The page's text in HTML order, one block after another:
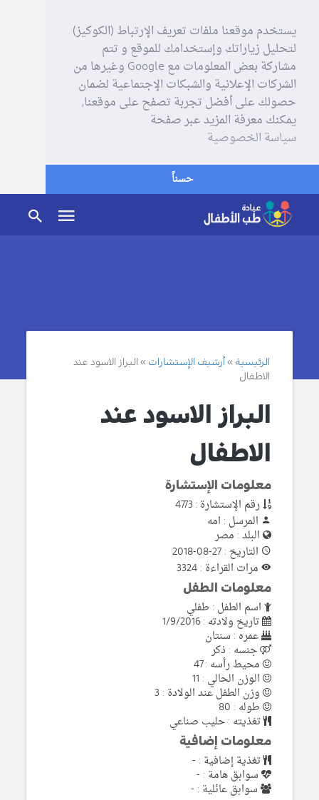
يستخدم موقعنا ملفات تعريف الإرتباط (الكوكيز)
لتحليل زياراتك وإستخدامك للموقع و تتم
مشاركة بعض المعلومات مع Google وغيرها من
الشركات الإعلانية والشبكات الإجتماعية لضمان
حصولك على أفضل تجربة تصفح على موقعنا,
يمكنك معرفة المزيد عبر صفحة
سياسة الخصوصية
حسناً
الرئيسية أرشيف الإستشارات
البراز الاسود عند
الاطفال
البراز الاسود عند
الاطفال
معلومات الإستشارة
رقم الإستشارة : 4773
المرسل : امه
البلد : مصر
التاريخ : 27-08-2018
مرات القراءة : 3324
معلومات الطفل
اسم الطفل : طفلي
تاريخ ولادته : 1/9/2016
عمره : سنتان
جنسه : ذكر
محيط رأسه : 47
الوزن الحالي : 11
وزن الطفل عند الولادة : 3
طوله : 80
تغذيته : حليب صناعي
معلومات إضافية
تغذية إضافية : -
سوابق هامة : -
سوابق عائلية : -